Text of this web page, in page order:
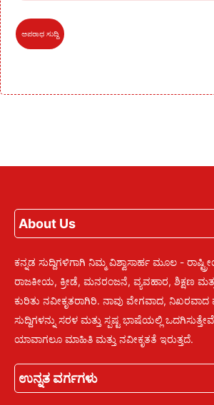
ಅಪರಾಧ ಸುದ್ದಿ
About Us
ಕನ್ನಡ ಸುದ್ದಿಗಳಿಗಾಗಿ ನಿಮ್ಮ ವಿಶ್ವಾಸಾರ್ಹ ಮೂಲ -
ರಾಜಕೀಯ, ಕ್ರೀಡೆ, ಮನರಂಜನೆ, ವ್ಯವಹಾರ, ಶಿಕ್ಷಣ
ಕುರಿತು ನವೀಕೃತರಾಗಿರಿ. ನಾವು ವೇಗವಾದ, ನಿಖರವಾದ
ಸುದ್ದಿಗಳನ್ನು ಸರಳ ಮತ್ತು ಸ್ಪಷ್ಟ ಭಾಷೆಯಲ್ಲಿ
ಯಾವಾಗಲೂ ಮಾಹಿತಿ ಮತ್ತು ನವೀಕೃತತೆ ಇರುತ್ತದೆ.
ಉನ್ನತ ವರ್ಗಗಳು